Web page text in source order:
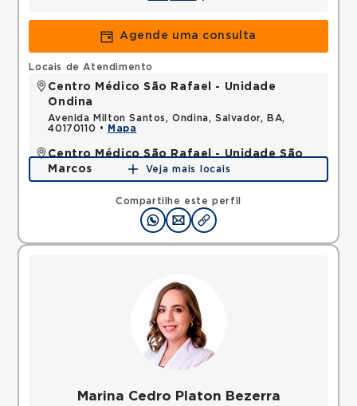
Agende uma consulta
Compartilhe este perfil
Locais de Atendimento
Centro Médico São Rafael - Unidade
Ondina
Avenida Milton Santos, Ondina, Salvador, BA,
40170110 •
Mapa
Centro Médico São Rafael - Unidade São
Marcos
Avenida Sao Rafael, Sao Marcos, Salvador, BA,
Mapa
Veja mais locais
Marina Cedro Platon Bezerra